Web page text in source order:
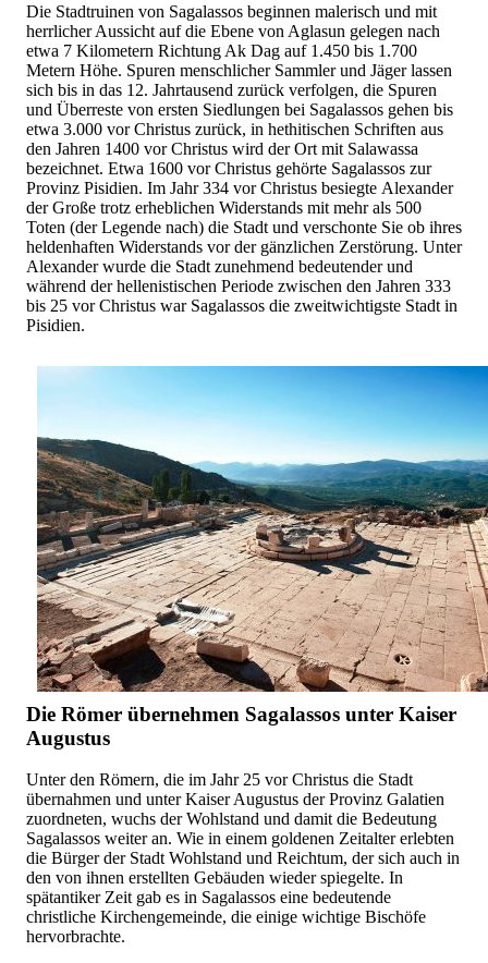
Die Stadtruinen von Sagalassos beginnen malerisch und mit
herrlicher Aussicht auf die Ebene von Aglasun gelegen nach
etwa 7 Kilometern Richtung Ak Dag auf 1.450 bis 1.700
Metern Höhe. Spuren menschlicher Sammler und Jäger lassen
sich bis in das 12. Jahrtausend zurück verfolgen, die Spuren
und Überreste von ersten Siedlungen bei Sagalassos gehen bis
etwa 3.000 vor Christus zurück, in hethitischen Schriften aus
den Jahren 1400 vor Christus wird der Ort mit Salawassa
bezeichnet. Etwa 1600 vor Christus gehörte Sagalassos zur
Provinz Pisidien. Im Jahr 334 vor Christus besiegte Alexander
der Große trotz erheblichen Widerstands mit mehr als 500
Toten (der Legende nach) die Stadt und verschonte Sie ob ihres
heldenhaften Widerstands vor der gänzlichen Zerstörung. Unter
Alexander wurde die Stadt zunehmend bedeutender und
während der hellenistischen Periode zwischen den Jahren 333
bis 25 vor Christus war Sagalassos die zweitwichtigste Stadt in
Pisidien.
Die Römer übernehmen Sagalassos unter Kaiser
Augustus
Unter den Römern, die im Jahr 25 vor Christus die Stadt
übernahmen und unter Kaiser Augustus der Provinz Galatien
zuordneten, wuchs der Wohlstand und damit die Bedeutung
Sagalassos weiter an. Wie in einem goldenen Zeitalter erlebten
die Bürger der Stadt Wohlstand und Reichtum, der sich auch in
den von ihnen erstellten Gebäuden wieder spiegelte. In
spätantiker Zeit gab es in Sagalassos eine bedeutende
christliche Kirchengemeinde, die einige wichtige Bischöfe
hervorbrachte.